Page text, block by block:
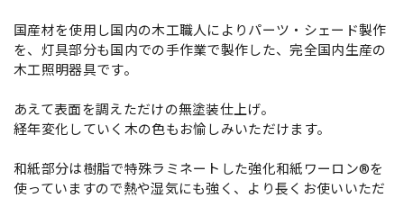
国産材を使用し国内の木工職人によりパーツ・シェード製作
を、灯具部分も国内での手作業で製作した、完全国内生産の
木工照明器具です。
あえて表面を調えただけの無塗装仕上げ。
経年変化していく木の色もお愉しみいただけます。
和紙部分は樹脂で特殊ラミネートした強化和紙ワーロン®を
使っていますので熱や湿気にも強く、より長くお使いいただ